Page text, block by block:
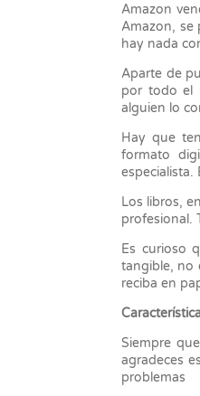
Amazon
Amazon, se
hay nada
Aparte de
por todo el
alguien lo
Hay que
formato
especialista.
Los libros,
profesional.
Es curioso
tangible, no
reciba en
Siempre
agradeces
problemas